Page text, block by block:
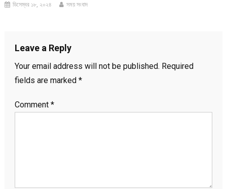
ডিসেম্বর ১৮, ২০২৪ সময় সংবাদ
Leave a Reply
Your email address will not be published. Required
fields are marked *
Comment *